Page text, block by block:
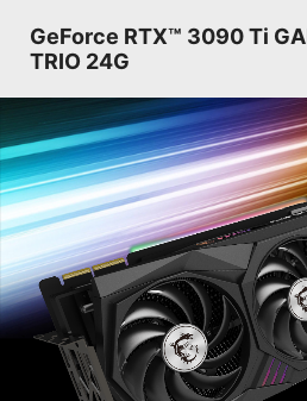
GeForce RTX™ 3090 Ti
TRIO 24G